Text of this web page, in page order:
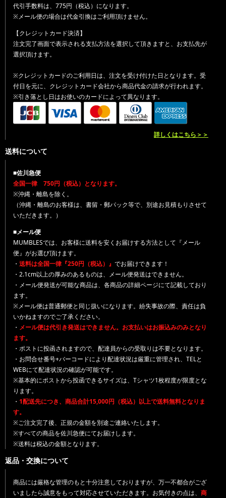
代引手数料は、775円（税込）になります。
※メール便の場合は代金引換はご利用頂けません。
【クレジットカード決済】
注文完了画面で表示される支払方法を選択して頂きますと、お支払先が
選択頂けます。
※クレジットカードのご利用日は、注文を受け付けた日となります。受
付日を元に、クレジットカード会社から商品代金の請求が行われます。
※引き落とし日はお使いのカードによって異なります。
詳しくはこちら＞＞
送料について
■佐川急便
全国一律 750円（税込）となります。
※沖縄・離島を除く。
（沖縄・離島のお客様は、書留・郵パック等で、別途お見積もりさせて
いただきます。）
■メール便
MUMBLESでは、お客様に送料を安くお届けする方法として『メール
便』がお選び頂けます。
・ 送料は全国一律『250円（税込）』 でお届けできます！
・2.1cm以上の厚みのあるものは、メール便発送はできません。
・メール便発送が可能な商品は、各商品の詳細ページにて記載しており
ます。
※メール便は普通郵便と同じ扱いになります。紛失事故の際、責任は負
いかねますのでご了承ください。
・ メール便は代引き発送はできません。お支払いはお振込みのみとなり
ます。
・ポストに投函されますので、配達員からの受取りは不要となります。
・お問合せ番号+バーコードにより配達状況は厳重に管理され、TELと
WEBにて配達状況の確認が可能です。
※基本的にポストから投函できるサイズは、Tシャツ1枚程度が限度とな
ります。
・ 1配送先につき、商品合計15,000円（税込）以上で送料無料となりま
す。
※ご注文完了後、正規の金額を別途ご連絡いたします。
※すべての商品を佐川急便にてお届けします。
※送料は税込の金額となります。
返品・交換について
商品には厳格な管理のもと十分注意しておりますが、万一不都合がござ
いましたら誠意をもって対応させていただきます。お気付きの点は、 商